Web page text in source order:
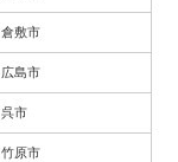
倉敷市
広島市
呉市
竹原市